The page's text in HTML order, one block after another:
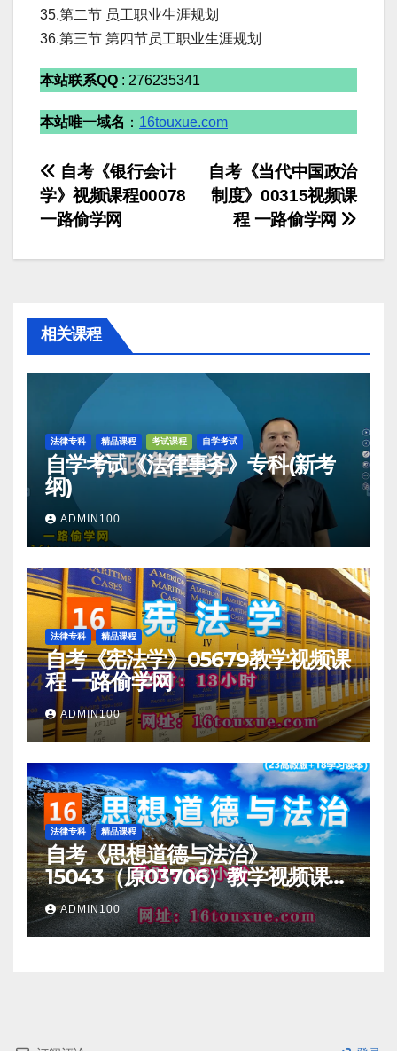
35.第二节 员工职业生涯规划
36.第三节 第四节员工职业生涯规划
本站联系QQ : 276235341
本站唯一域名 ： 16touxue.com
文
章
导
自考《当代中国政治
制度》00315视频课
程 一路偷学网
自考《银行会计
学》视频课程00078
一路偷学网
相关课程
法律专科 精品课程 考试课程 自学考试
自学考试《法律事务》专科(新考
纲)
ADMIN100
法律专科 精品课程
自考《宪法学》05679教学视频课
程 一路偷学网
ADMIN100
法律专科 精品课程
自考《思想道德与法治》
15043（原03706）教学视频课程
一路偷学网
ADMIN100